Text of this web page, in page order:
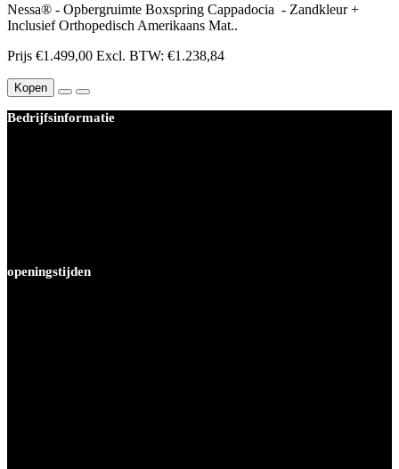
Nessa® - Opbergruimte Boxspring Cappadocia - Zandkleur +
Inclusief Orthopedisch Amerikaans Mat..
Prijs €1.499,00 Excl. BTW: €1.238,84
Kopen
Bedrijfsinformatie
openingstijden